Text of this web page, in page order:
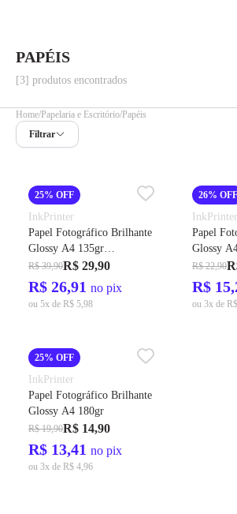
PAPÉIS
[3] produtos encontrados
Home Papelaria e Escritório Papéis
Filtrar
25% OFF
InkPrinter
Papel Fotográfico Brilhante
Glossy A4 135gr
(ADESIVO)
R$ 39,90R$ 29,90
R$ 26,91 no pix
ou 5x de R$ 5,98
26% OFF
InkPrinter
Papel
Glossy
R$ 22,90
R$
ou 3x de
25% OFF
InkPrinter
Papel Fotográfico Brilhante
Glossy A4 180gr
R$ 19,90R$ 14,90
R$ 13,41 no pix
ou 3x de R$ 4,96